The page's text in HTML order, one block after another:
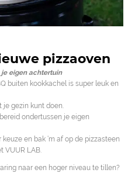
pizzaoven
je eigen achtertuin
buiten kookkachel is super leuk en
je gezin kunt doen.
ondertussen je eigen
en bak ‘m af op de pizzasteen
VUUR LAB.
naar een hoger niveau te tillen?